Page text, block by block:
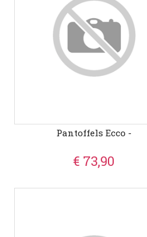
Pantoffels Ecco -
€ 73,90